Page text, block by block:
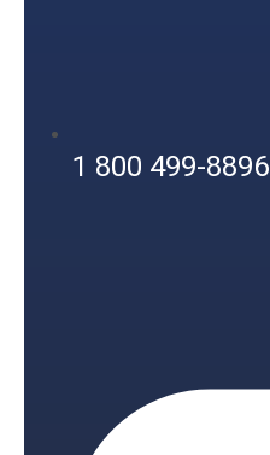
1 800 499-8896